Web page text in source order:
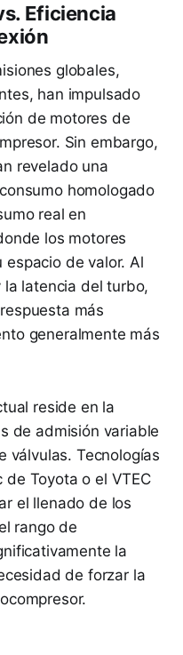
Eficiencia
globales,
han impulsado
de motores de
Sin embargo,
revelado una
homologado
real en
los motores
espacio de valor. Al
latencia del turbo,
más
generalmente más
reside en la
de admisión variable
válvulas. Tecnologías
Toyota o el VTEC
el llenado de los
rango de
la
de forzar la